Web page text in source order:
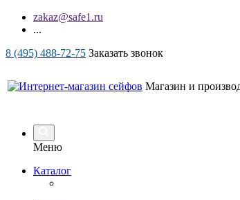
zakaz@safe1.ru
...
8 (495) 488-72-75 Заказать звонок
Магазин и
Меню
Каталог